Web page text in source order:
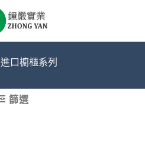
進口櫥櫃系列
篩選